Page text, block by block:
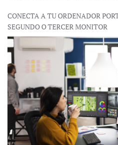
CONECTA A TU ORDENADOR
SEGUNDO O TERCER MONITOR